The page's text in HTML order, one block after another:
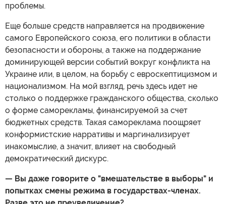
проблемы.
Еще больше средств направляется на продвижение
самого Европейского союза, его политики в области
безопасности и обороны, а также на поддержание
доминирующей версии событий вокруг конфликта на
Украине или, в целом, на борьбу с евроскептицизмом и
национализмом. На мой взгляд, речь здесь идет не
столько о поддержке гражданского общества, сколько
о форме саморекламы, финансируемой за счет
бюджетных средств. Такая самореклама поощряет
конформистские нарративы и маргинализирует
инакомыслие, а значит, влияет на свободный
демократический дискурс.
— Вы даже говорите о "вмешательстве в выборы" и
попытках смены режима в государствах-членах.